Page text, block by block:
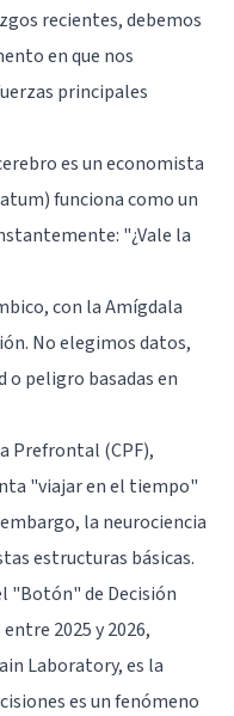
recientes, debemos
en que nos
principales
es un economista
funciona como un
"¿Vale la
, con la Amígdala
No elegimos datos,
o peligro basadas en
Prefrontal (CPF),
"viajar en el tiempo"
la neurociencia
estructuras básicas.
"Botón" de Decisión
2025 y 2026,
Laboratory, es la
es un fenómeno